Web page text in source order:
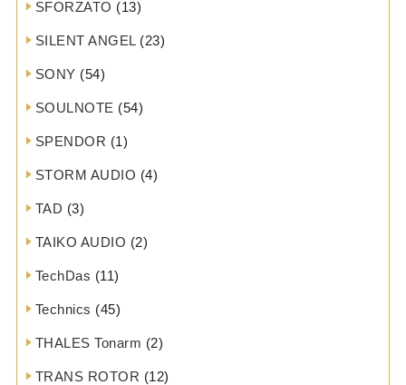
SFORZATO (13)
SILENT ANGEL(23)
SONY (54)
SOULNOTE (54)
SPENDOR (1)
STORM AUDIO (4)
TAD (3)
TAIKO AUDIO (2)
TechDas (11)
Technics (45)
THALES Tonarm (2)
TRANS ROTOR (12)